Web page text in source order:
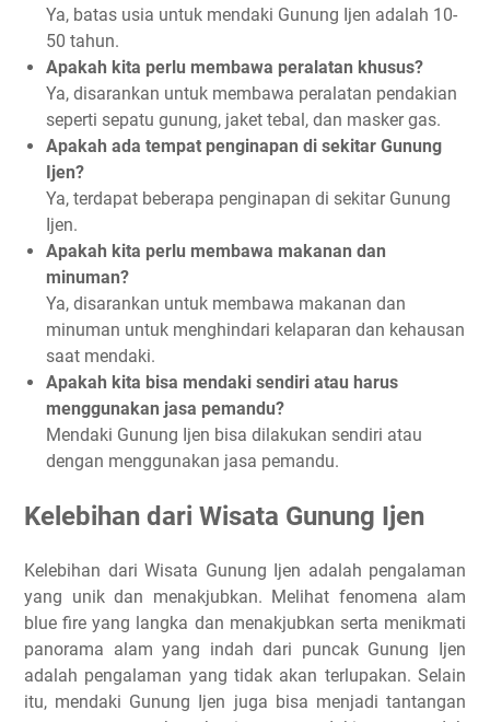
Ya, batas usia untuk mendaki Gunung Ijen adalah 10-
50 tahun.
Apakah kita perlu membawa peralatan khusus?
Ya, disarankan untuk membawa peralatan pendakian
seperti sepatu gunung, jaket tebal, dan masker gas.
Apakah ada tempat penginapan di sekitar Gunung
Ijen?
Ya, terdapat beberapa penginapan di sekitar Gunung
Ijen.
Apakah kita perlu membawa makanan dan
minuman?
Ya, disarankan untuk membawa makanan dan
minuman untuk menghindari kelaparan dan kehausan
saat mendaki.
Apakah kita bisa mendaki sendiri atau harus
menggunakan jasa pemandu?
Mendaki Gunung Ijen bisa dilakukan sendiri atau
dengan menggunakan jasa pemandu.
Kelebihan dari Wisata Gunung Ijen
Kelebihan dari Wisata Gunung Ijen adalah pengalaman
yang unik dan menakjubkan. Melihat fenomena alam
blue fire yang langka dan menakjubkan serta menikmati
panorama alam yang indah dari puncak Gunung Ijen
adalah pengalaman yang tidak akan terlupakan. Selain
itu, mendaki Gunung Ijen juga bisa menjadi tantangan